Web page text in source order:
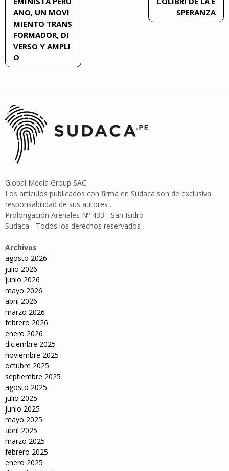
entradas
ANO, UN MOVI
MIENTO TRANS
FORMADOR, DI
VERSO Y AMPLI
O
SPERANZA
Global Media Group SAC
Los artículos publicados con firma en Sudaca son de exclusiva
responsabilidad de sus autores .
Prolongación Arenales Nº 433 - San Isidro
Sudaca - Todos los derechos reservados
Archivos
agosto 2026
julio 2026
junio 2026
mayo 2026
abril 2026
marzo 2026
febrero 2026
enero 2026
diciembre 2025
noviembre 2025
octubre 2025
septiembre 2025
agosto 2025
julio 2025
junio 2025
mayo 2025
abril 2025
marzo 2025
febrero 2025
enero 2025